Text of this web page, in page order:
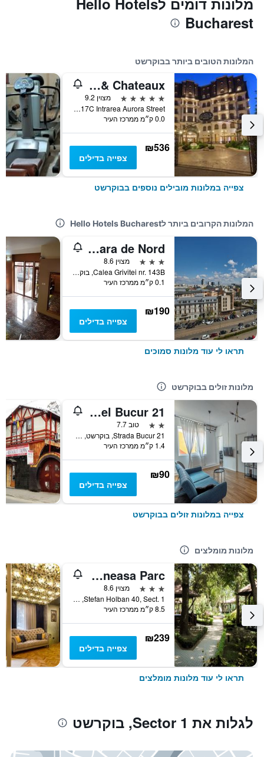
Bucharest
המלונות הטובים ביותר בבוקרשט
Epoque Hotel - Relais & Chateaux
5 כוכבים
מצוין 9.2
17C Intrarea Aurora Street, בוקרשט, רומניה
0.0 ק״מ ממרכז העיר
₪536
צפייה בדילים
צפייה במלונות מובילים נוספים בבוקרשט
המלונות הקרובים ביותר לHello Hotels Bucharest
MyContinental Bucuresti Gara de Nord
3 כוכבים
מצוין 8.6
Calea Grivitei nr. 143B, בוקרשט, רומניה
0.1 ק״מ ממרכז העיר
₪190
צפייה בדילים
תראו לי עוד מלונות סמוכים
מלונות זולים בבוקרשט
First Hostel Bucur 21
2 כוכבים
טוב 7.7
21 Strada Bucur, בוקרשט, רומניה
1.4 ק״מ ממרכז העיר
₪90
צפייה בדילים
צפייה במלונות זולים בבוקרשט
מלונות מומלצים
Hotel Baneasa Parc
3 כוכבים
מצוין 8.6
Stefan Holban 40, Sect. 1, בוקרשט, רומניה
8.5 ק״מ ממרכז העיר
₪239
צפייה בדילים
תראו לי עוד מלונות מומלצים
לגלות את Sector 1, בוקרשט